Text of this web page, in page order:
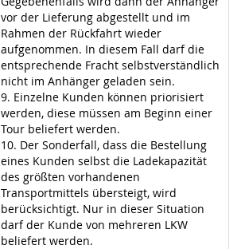
vor der Lieferung abgestellt und im
Rahmen der Rückfahrt wieder
aufgenommen. In diesem Fall darf die
entsprechende Fracht selbstverständlich
nicht im Anhänger geladen sein.
9. Einzelne Kunden können priorisiert
werden, diese müssen am Beginn einer
Tour beliefert werden.
10. Der Sonderfall, dass die Bestellung
eines Kunden selbst die Ladekapazität
des größten vorhandenen
Transportmittels übersteigt, wird
berücksichtigt. Nur in dieser Situation
darf der Kunde von mehreren LKW
beliefert werden.